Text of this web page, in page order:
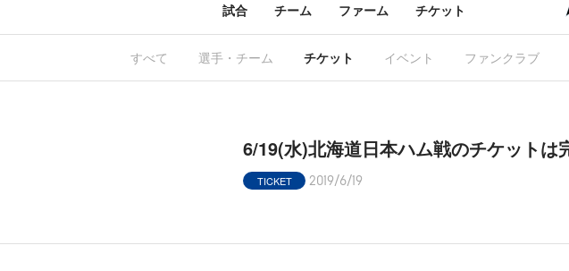
試合 チーム ファーム チケット
すべて 選手・チーム チケット イベント ファンクラブ
6/19(水)北海道日本ハム戦のチケットは
TICKET 2019/6/19